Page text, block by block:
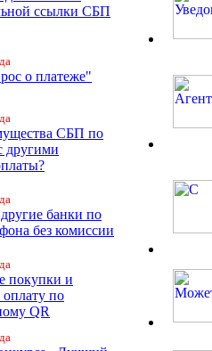
ссылки СБП
о платеже"
СБП по
другими
банки по
без комиссии
покупки и
по
QR